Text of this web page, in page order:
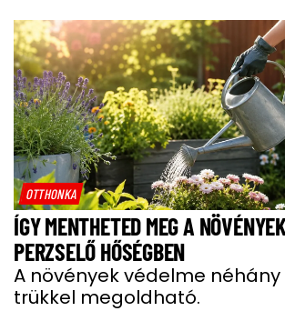
OTTHONKA
ÍGY MENTHETED MEG A
PERZSELŐ HŐSÉGBEN
A növények védelme néhány
trükkel megoldható.